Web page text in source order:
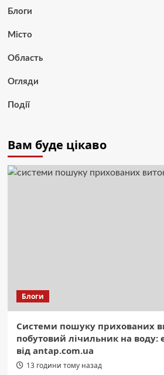
Блоги
Місто
Область
Огляди
Події
Вам буде цікаво
Блоги
Системи пошуку прихованих
побутовий лічильник на воду:
від antap.com.ua
13 години тому назад